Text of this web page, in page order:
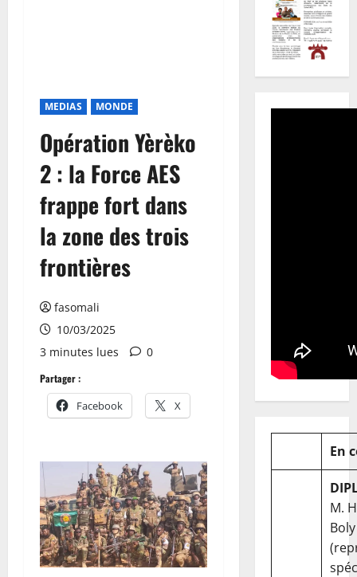
MEDIAS MONDE
Opération Yèrèko
2 : la Force AES
frappe fort dans
la zone des trois
frontières
fasomali
10/03/2025
3 minutes lues
0
Partager :
Facebook X
En
M.
Boly